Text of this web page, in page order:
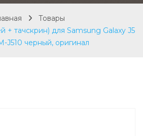
Товары
+ тачскрин) для Samsung Galaxy J5
J510 черный, оригинал